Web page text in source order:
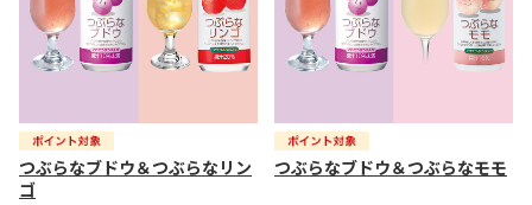
つぶらなブドウ＆つぶらなリン
ゴ
つぶらなブドウ＆つぶらなモモ